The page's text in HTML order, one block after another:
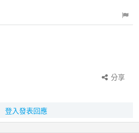
分享
登入發表回應